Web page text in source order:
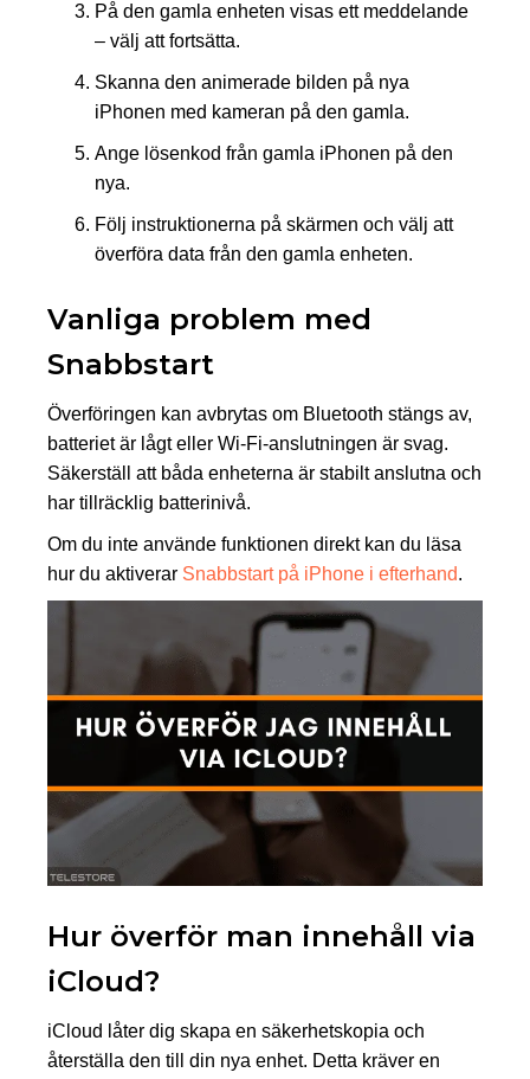
På den gamla enheten visas ett meddelande
– välj att fortsätta.
Skanna den animerade bilden på nya
iPhonen med kameran på den gamla.
Ange lösenkod från gamla iPhonen på den
nya.
Följ instruktionerna på skärmen och välj att
överföra data från den gamla enheten.
Vanliga problem med
Snabbstart
Överföringen kan avbrytas om Bluetooth stängs av,
batteriet är lågt eller Wi-Fi-anslutningen är svag.
Säkerställ att båda enheterna är stabilt anslutna och
har tillräcklig batterinivå.
Om du inte använde funktionen direkt kan du läsa
hur du aktiverar Snabbstart på iPhone i efterhand.
Hur överför man innehåll via
iCloud?
iCloud låter dig skapa en säkerhetskopia och
återställa den till din nya enhet. Detta kräver en